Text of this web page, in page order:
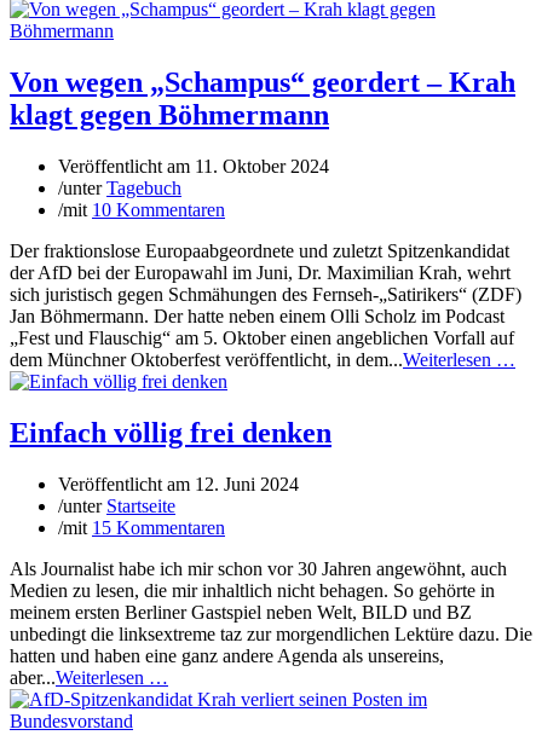
Von wegen „Schampus“ geordert – Krah
klagt gegen Böhmermann
Veröffentlicht am 11. Oktober 2024
/unterTagebuch
/mit 10 Kommentaren
Der fraktionslose Europaabgeordnete und zuletzt Spitzenkandidat
der AfD bei der Europawahl im Juni, Dr. Maximilian Krah, wehrt
sich juristisch gegen Schmähungen des Fernseh-„Satirikers“ (ZDF)
Jan Böhmermann. Der hatte neben einem Olli Scholz im Podcast
„Fest und Flauschig“ am 5. Oktober einen angeblichen Vorfall auf
dem Münchner Oktoberfest veröffentlicht, in dem...Weiterlesen …
Einfach völlig frei denken
Veröffentlicht am 12. Juni 2024
/unter Startseite
/mit 15 Kommentaren
Als Journalist habe ich mir schon vor 30 Jahren angewöhnt, auch
Medien zu lesen, die mir inhaltlich nicht behagen. So gehörte in
meinem ersten Berliner Gastspiel neben Welt, BILD und BZ
unbedingt die linksextreme taz zur morgendlichen Lektüre dazu. Die
hatten und haben eine ganz andere Agenda als unsereins,
aber...Weiterlesen …